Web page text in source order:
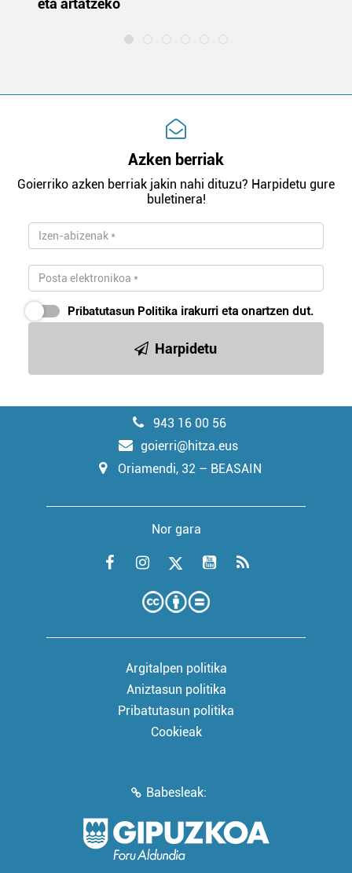
eta artatzeko
Azken berriak
Goierriko azken berriak jakin nahi dituzu? Harpidetu gure
buletinera!
Pribatutasun Politika irakurri eta onartzen dut.
Harpidetu
943 16 00 56
goierri@hitza.eus
Oriamendi, 32 – BEASAIN
Nor gara
Argitalpen politika
Aniztasun politika
Pribatutasun politika
Cookieak
Babesleak: